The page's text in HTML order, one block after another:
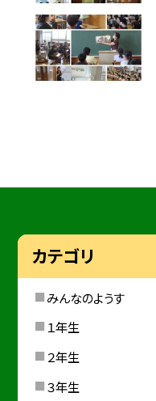
カテゴリ
みんなのようす
１年生
２年生
３年生